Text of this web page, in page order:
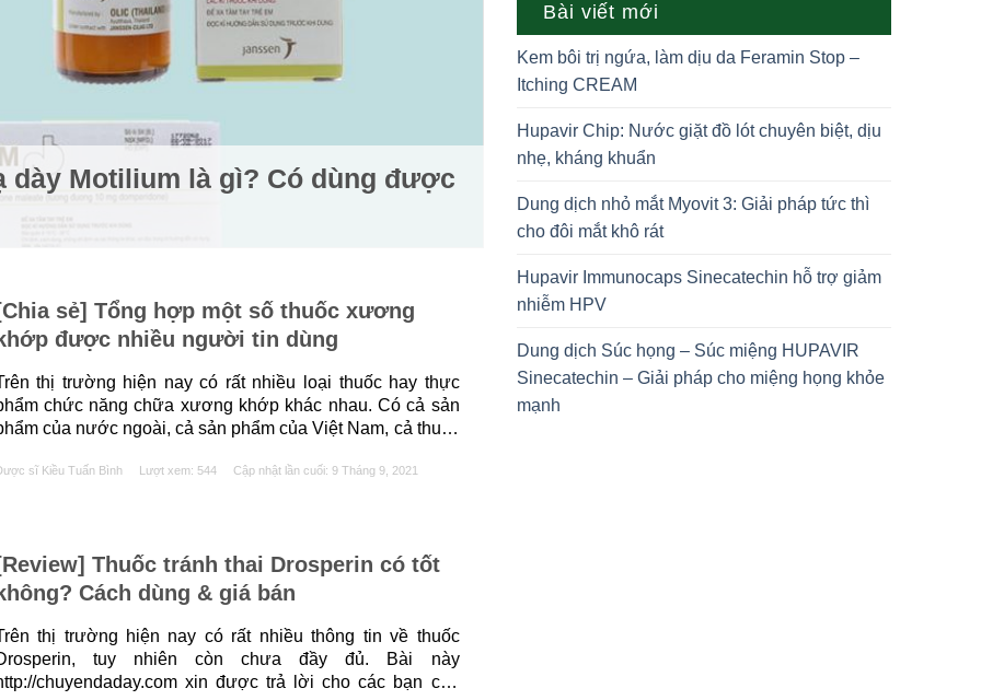
Motilium là gì? Có dùng được
sẻ] Tổng hợp một số thuốc xương
được nhiều người tin dùng
thị trường hiện nay có rất nhiều loại thuốc hay thực
chức năng chữa xương khớp khác nhau. Có cả sản
của nước ngoài, cả sản phẩm của Việt Nam, cả thuốc
tin và đánh giá về......
sĩ Kiều Tuấn Bình Lượt xem: 544 Cập nhật lần cuối: 9 Tháng 9, 2021
Thuốc tránh thai Drosperin có tốt
Cách dùng & giá bán
thị trường hiện nay có rất nhiều thông tin về thuốc
tuy nhiên còn chưa đầy đủ. Bài này
chuyendaday.com xin được trả lời cho các bạn câu
Bài viết mới
Kem bôi trị ngứa, làm dịu da Feramin Stop –
Itching CREAM
Hupavir Chip: Nước giặt đồ lót chuyên biệt, dịu
nhẹ, kháng khuẩn
Dung dịch nhỏ mắt Myovit 3: Giải pháp tức thì
cho đôi mắt khô rát
Hupavir Immunocaps Sinecatechin hỗ trợ giảm
nhiễm HPV
Dung dịch Súc họng – Súc miệng HUPAVIR
Sinecatechin – Giải pháp cho miệng họng khỏe
mạnh